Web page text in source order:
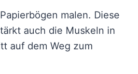
malen. Diese
auch die Muskeln in
auf dem Weg zum